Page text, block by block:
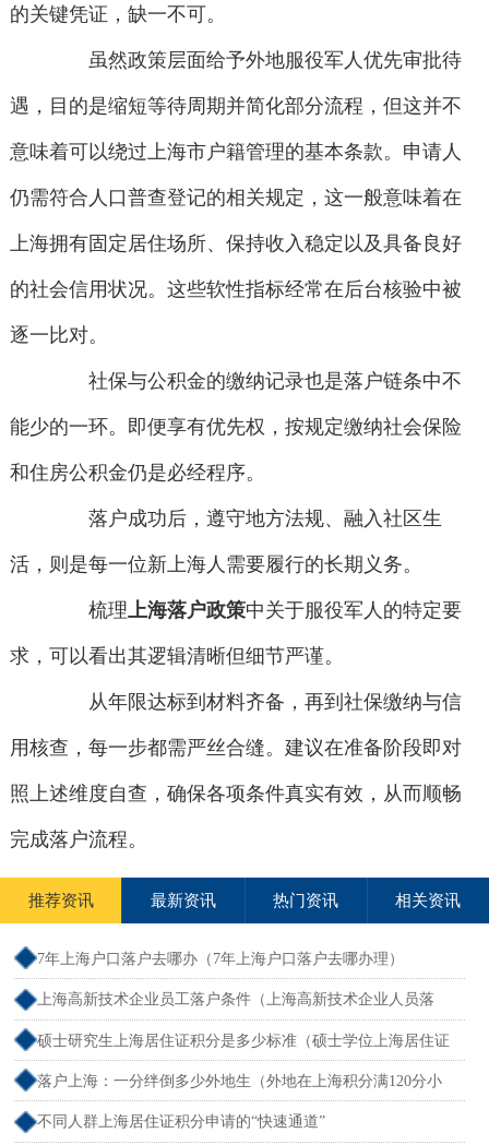
的关键凭证，缺一不可。
虽然政策层面给予外地服役军人优先审批待
遇，目的是缩短等待周期并简化部分流程，但这并不
意味着可以绕过上海市户籍管理的基本条款。申请人
仍需符合人口普查登记的相关规定，这一般意味着在
上海拥有固定居住场所、保持收入稳定以及具备良好
的社会信用状况。这些软性指标经常在后台核验中被
逐一比对。
社保与公积金的缴纳记录也是落户链条中不
能少的一环。即便享有优先权，按规定缴纳社会保险
和住房公积金仍是必经程序。
落户成功后，遵守地方法规、融入社区生
活，则是每一位新上海人需要履行的长期义务。
梳理上海落户政策中关于服役军人的特定要
求，可以看出其逻辑清晰但细节严谨。
从年限达标到材料齐备，再到社保缴纳与信
用核查，每一步都需严丝合缝。建议在准备阶段即对
照上述维度自查，确保各项条件真实有效，从而顺畅
完成落户流程。
推荐资讯 最新资讯 热门资讯 相关资讯
7年上海户口落户去哪办（7年上海户口落户去哪办理）
上海高新技术企业员工落户条件（上海高新技术企业人员落
户）
硕士研究生上海居住证积分是多少标准（硕士学位上海居住证
积分）
落户上海：一分绊倒多少外地生（外地在上海积分满120分小
孩可以考上海大学吗）
不同人群上海居住证积分申请的“快速通道”